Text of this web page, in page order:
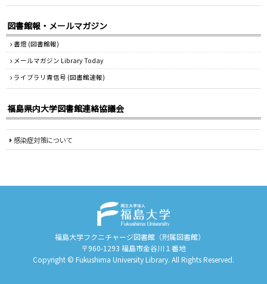
図書館報・メールマガジン
書燈 (図書館報)
メールマガジン Library Today
ライブラリ青信号 (図書館速報)
福島県内大学図書館連絡協議会
感染症対策について
福島大学フクニチャージ図書館（附属図書館）
〒960-1293 福島市金谷川１番地
Copyright © Fukushima University Library. All Rights Reserved.